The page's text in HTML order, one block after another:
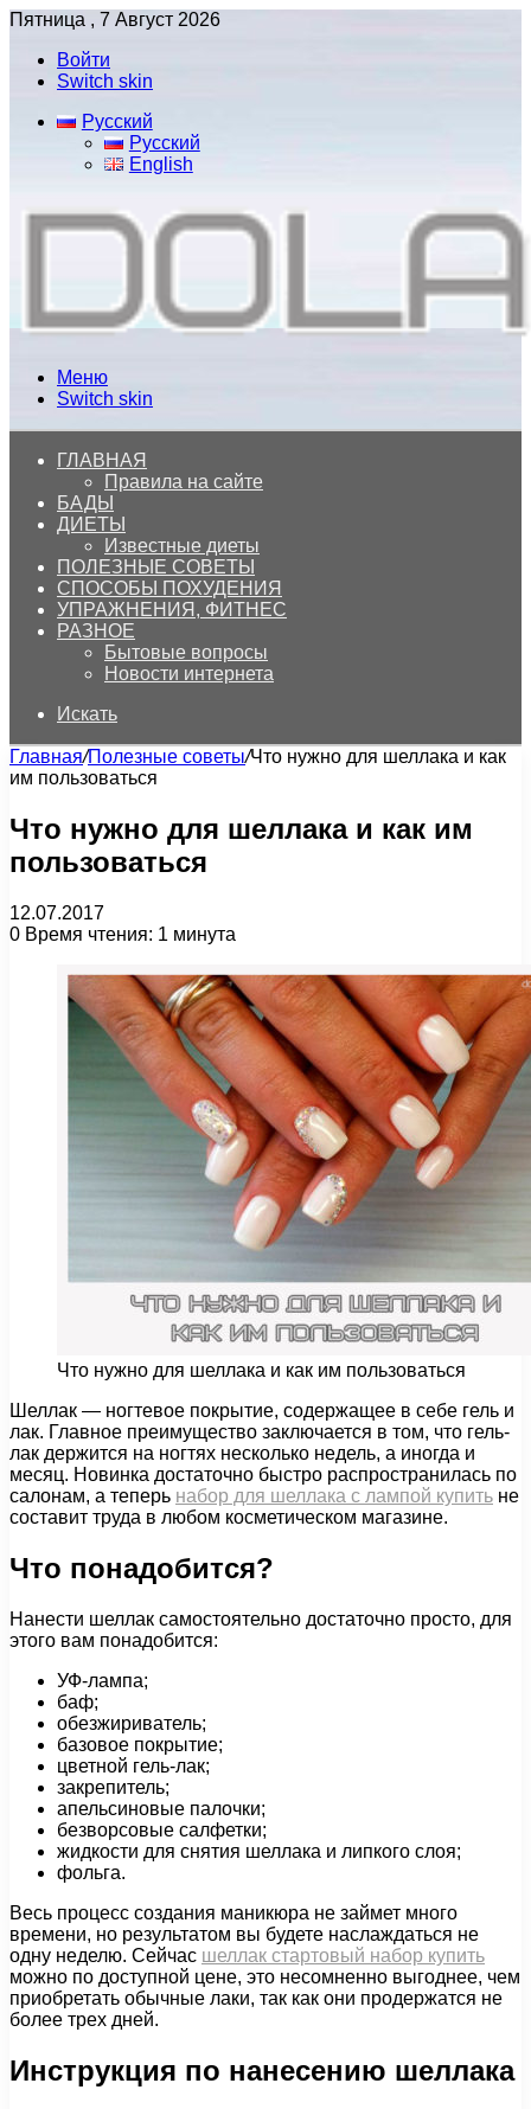
Пятница , 7 Август 2026
Войти
Switch skin
Русский
Русский
English
Меню
Switch skin
ГЛАВНАЯ
Правила на сайте
БАДЫ
ДИЕТЫ
Известные диеты
ПОЛЕЗНЫЕ СОВЕТЫ
СПОСОБЫ ПОХУДЕНИЯ
УПРАЖНЕНИЯ, ФИТНЕС
РАЗНОЕ
Бытовые вопросы
Новости интернета
Искать
Главная/Полезные советы/Что нужно для шеллака и как
им пользоваться
Что нужно для шеллака и как им
пользоваться
12.07.2017
0 Время чтения: 1 минута
Что нужно для шеллака и как им пользоваться
Шеллак — ногтевое покрытие, содержащее в себе гель и
лак. Главное преимущество заключается в том, что гель-
лак держится на ногтях несколько недель, а иногда и
месяц. Новинка достаточно быстро распространилась по
салонам, а теперь набор для шеллака с лампой купить не
составит труда в любом косметическом магазине.
Что понадобится?
Нанести шеллак самостоятельно достаточно просто, для
этого вам понадобится:
УФ-лампа;
баф;
обезжириватель;
базовое покрытие;
цветной гель-лак;
закрепитель;
апельсиновые палочки;
безворсовые салфетки;
жидкости для снятия шеллака и липкого слоя;
фольга.
Весь процесс создания маникюра не займет много
времени, но результатом вы будете наслаждаться не
одну неделю. Сейчас шеллак стартовый набор купить
можно по доступной цене, это несомненно выгоднее, чем
приобретать обычные лаки, так как они продержатся не
более трех дней.
Инструкция по нанесению шеллака